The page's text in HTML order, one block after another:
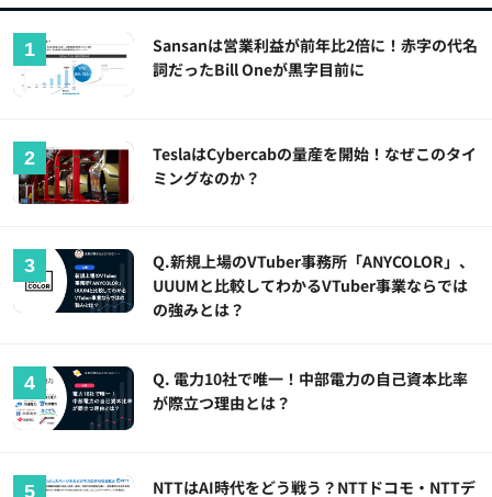
Sansanは営業利益が前年比2倍に！赤字の代名
詞だったBill Oneが黒字目前に
TeslaはCybercabの量産を開始！なぜこのタイ
ミングなのか？
Q.新規上場のVTuber事務所「ANYCOLOR」、
UUUMと比較してわかるVTuber事業ならでは
の強みとは？
Q. 電力10社で唯一！中部電力の自己資本比率
が際立つ理由とは？
NTTはAI時代をどう戦う？NTTドコモ・NTTデ